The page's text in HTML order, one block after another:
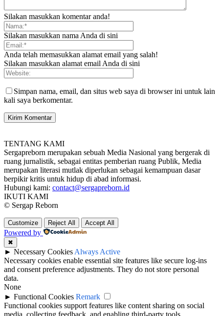
Silakan masukkan komentar anda!
Silakan masukkan nama Anda di sini
Anda telah memasukkan alamat email yang salah!
Silakan masukkan alamat email Anda di sini
Simpan nama, email, dan situs web saya di browser ini untuk lain
kali saya berkomentar.
TENTANG KAMI
Sergapreborn merupakan sebuah Media Nasional yang bergerak di
ruang jurnalistik, sebagai entitas pemberian ruang Publik, Media
merupakan literasi mutlak diperlukan sebagai kemampuan dasar
berpikir kritis untuk hidup di abad informasi.
Hubungi kami: contact@sergapreborn.id
IKUTI KAMI
© Sergap Reborn
Customize Reject All Accept All
Powered by
✖
► Necessary Cookies Always Active
Necessary cookies enable essential site features like secure log-ins
and consent preference adjustments. They do not store personal
data.
None
► Functional Cookies Remark
Functional cookies support features like content sharing on social
media, collecting feedback, and enabling third-party tools.